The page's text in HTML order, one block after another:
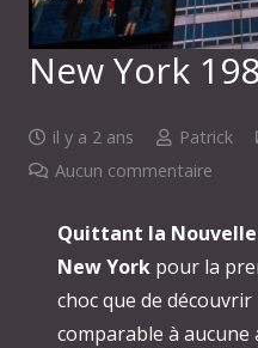
New York
il y a 2 ans Patrick
Aucun commentaire
Quittant la Nouvelle
New York pour la
choc que de
comparable à